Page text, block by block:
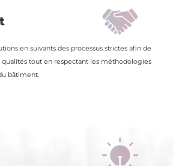
en suivants des processus strictes afin de
qualités tout en respectant les méthodologies
bâtiment.